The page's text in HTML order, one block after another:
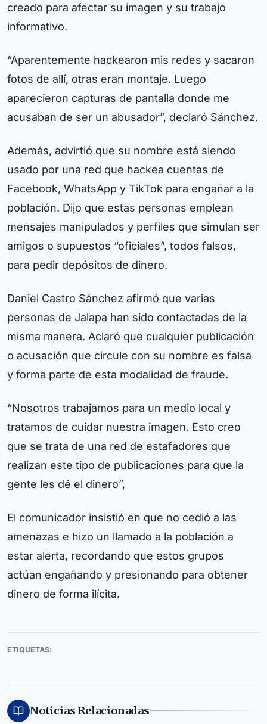
creado para afectar su imagen y su trabajo
informativo.
“Aparentemente hackearon mis redes y sacaron
fotos de allí, otras eran montaje. Luego
aparecieron capturas de pantalla donde me
acusaban de ser un abusador”, declaró Sánchez.
Además, advirtió que su nombre está siendo
usado por una red que hackea cuentas de
Facebook, WhatsApp y TikTok para engañar a la
población. Dijo que estas personas emplean
mensajes manipulados y perfiles que simulan ser
amigos o supuestos “oficiales”, todos falsos,
para pedir depósitos de dinero.
Daniel Castro Sánchez afirmó que varias
personas de Jalapa han sido contactadas de la
misma manera. Aclaró que cualquier publicación
o acusación que circule con su nombre es falsa
y forma parte de esta modalidad de fraude.
“Nosotros trabajamos para un medio local y
tratamos de cuidar nuestra imagen. Esto creo
que se trata de una red de estafadores que
realizan este tipo de publicaciones para que la
gente les dé el dinero”,
El comunicador insistió en que no cedió a las
amenazas e hizo un llamado a la población a
estar alerta, recordando que estos grupos
actúan engañando y presionando para obtener
dinero de forma ilícita.
ETIQUETAS:
Noticias Relacionadas